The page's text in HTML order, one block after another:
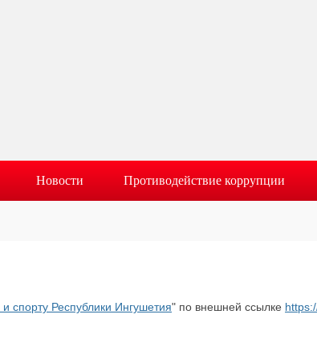
Новости Противодействие коррупции
спорту Республики Ингушетия" по внешней ссылке